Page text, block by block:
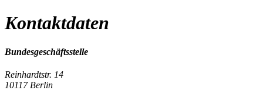
Kontaktdaten
Bundesgeschäftsstelle
Reinhardtstr. 14
10117 Berlin